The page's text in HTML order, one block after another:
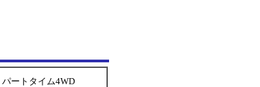
パートタイム4WD